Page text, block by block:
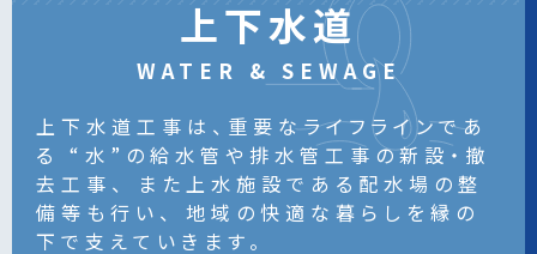
上下水道
WATER & SEWAGE
上下水道工事は、重要なライフラインであ
る
“水”の給水管や排水管工事の新設・撤
去工事、
また上水施設である配水場の整
備等も行い、
地域の快適な暮らしを縁の
下で支えていきます。